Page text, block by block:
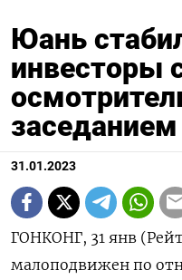
Юань
инвесторы
31.01.2023
ГОНКОНГ, 31 янв
малоподвижен по